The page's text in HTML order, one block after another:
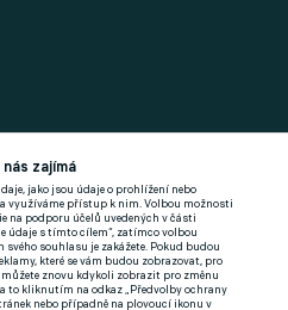
zajímá
jako jsou údaje o prohlížení nebo
využíváme přístup k nim. Volbou možnosti
na podporu účelů uvedených v části
údaje s tímto cílem“, zatímco volbou
souhlasu je zakážete. Pokud budou
které se vám budou zobrazovat, pro
znovu kdykoli zobrazit pro změnu
to kliknutím na odkaz „Předvolby ochrany
nebo případně na plovoucí ikonu v